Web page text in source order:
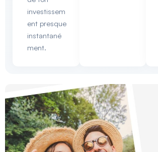
investissem
ent presque
instantané
ment.